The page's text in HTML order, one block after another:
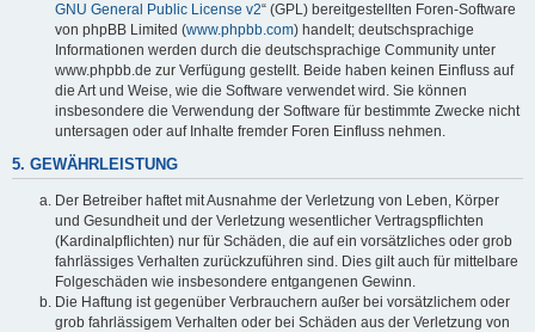
GNU General Public License v2“ (GPL) bereitgestellten Foren-Software
von phpBB Limited (www.phpbb.com) handelt; deutschsprachige
Informationen werden durch die deutschsprachige Community unter
www.phpbb.de zur Verfügung gestellt. Beide haben keinen Einfluss auf
die Art und Weise, wie die Software verwendet wird. Sie können
insbesondere die Verwendung der Software für bestimmte Zwecke nicht
untersagen oder auf Inhalte fremder Foren Einfluss nehmen.
5. GEWÄHRLEISTUNG
Der Betreiber haftet mit Ausnahme der Verletzung von Leben, Körper
und Gesundheit und der Verletzung wesentlicher Vertragspflichten
(Kardinalpflichten) nur für Schäden, die auf ein vorsätzliches oder grob
fahrlässiges Verhalten zurückzuführen sind. Dies gilt auch für mittelbare
Folgeschäden wie insbesondere entgangenen Gewinn.
Die Haftung ist gegenüber Verbrauchern außer bei vorsätzlichem oder
grob fahrlässigem Verhalten oder bei Schäden aus der Verletzung von